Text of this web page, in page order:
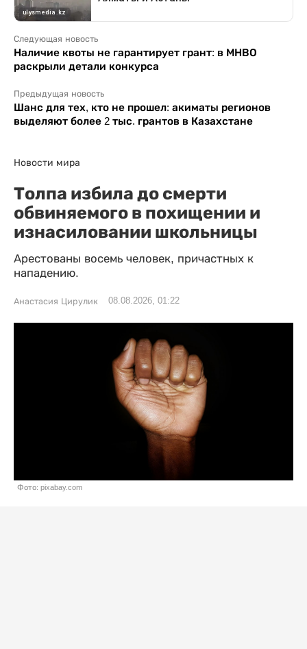
Следующая новость
Наличие квоты не гарантирует грант: в МНВО
раскрыли детали конкурса
Предыдущая новость
Шанс для тех, кто не прошел: акиматы регионов
выделяют более 2 тыс. грантов в Казахстане
Новости мира
Толпа избила до смерти
обвиняемого в похищении и
изнасиловании школьницы
Арестованы восемь человек, причастных к
нападению.
Анастасия Цирулик 08.08.2026, 01:22
Фото: pixabay.com